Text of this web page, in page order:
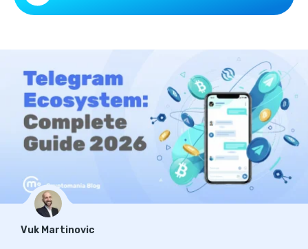
Vuk Martinovic